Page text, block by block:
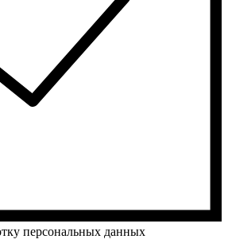
персональных данных